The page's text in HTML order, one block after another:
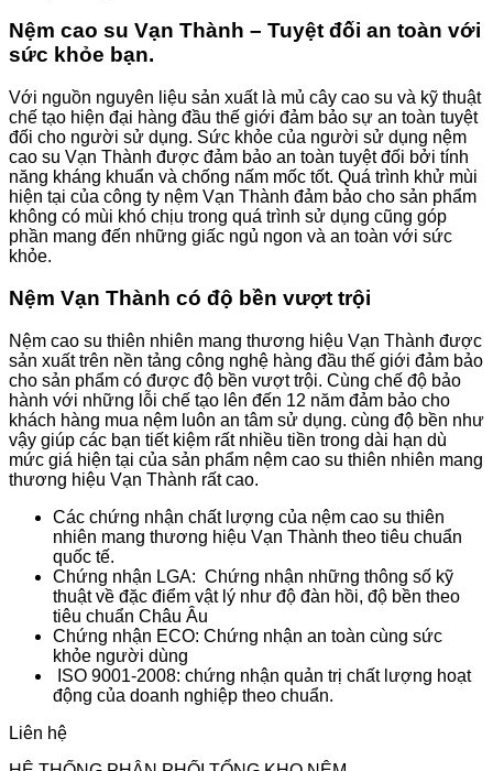
Nệm cao su Vạn Thành – Tuyệt đối an toàn với
sức khỏe bạn.
Với nguồn nguyên liệu sản xuất là mủ cây cao su và kỹ thuật
chế tạo hiện đại hàng đầu thế giới đảm bảo sự an toàn tuyệt
đối cho người sử dụng. Sức khỏe của người sử dụng nệm
cao su Vạn Thành được đảm bảo an toàn tuyệt đối bởi tính
năng kháng khuẩn và chống nấm mốc tốt. Quá trình khử mùi
hiện tại của công ty nệm Vạn Thành đảm bảo cho sản phẩm
không có mùi khó chịu trong quá trình sử dụng cũng góp
phần mang đến những giấc ngủ ngon và an toàn với sức
khỏe.
Nệm Vạn Thành có độ bền vượt trội
Nệm cao su thiên nhiên mang thương hiệu Vạn Thành được
sản xuất trên nền tảng công nghệ hàng đầu thế giới đảm bảo
cho sản phẩm có được độ bền vượt trội. Cùng chế độ bảo
hành với những lỗi chế tạo lên đến 12 năm đảm bảo cho
khách hàng mua nệm luôn an tâm sử dụng. cùng độ bền như
vậy giúp các bạn tiết kiệm rất nhiều tiền trong dài hạn dù
mức giá hiện tại của sản phẩm nệm cao su thiên nhiên mang
thương hiệu Vạn Thành rất cao.
Các chứng nhận chất lượng của nệm cao su thiên
nhiên mang thương hiệu Vạn Thành theo tiêu chuẩn
quốc tế.
Chứng nhận LGA: Chứng nhận những thông số kỹ
thuật về đặc điểm vật lý như độ đàn hồi, độ bền theo
tiêu chuẩn Châu Âu
Chứng nhận ECO: Chứng nhận an toàn cùng sức
khỏe người dùng
ISO 9001-2008: chứng nhận quản trị chất lượng hoạt
động của doanh nghiệp theo chuẩn.
Liên hệ